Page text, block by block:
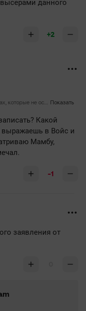
данного
+2
Интересно почему... Может дело в стримерах, которые не осторожны в высказываниях и тем самым показывают пример для молодых игроков? Не хватит А4 листа с "токсичными" высерами данного персонажа. Показать
Какой
выражаешь в Войс и
Мамбу,
-1
заявления от